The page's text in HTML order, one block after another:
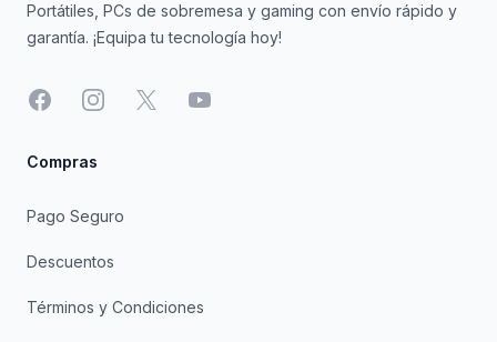
Portátiles, PCs de sobremesa y gaming con envío rápido y
garantía. ¡Equipa tu tecnología hoy!
FacebookInstagram
X YouTube
Compras
Pago Seguro
Descuentos
Términos y Condiciones